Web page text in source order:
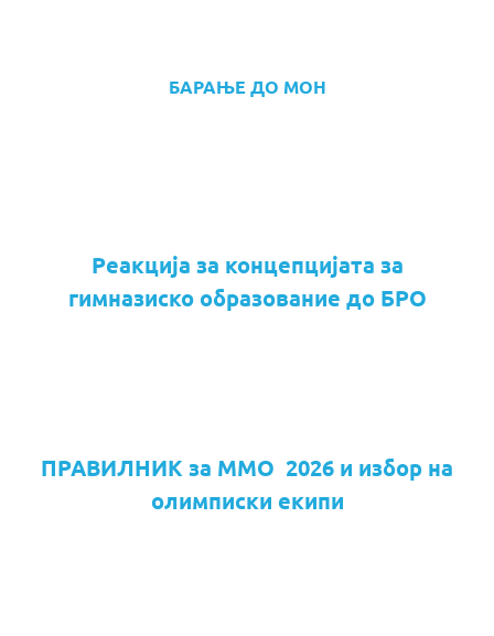
БАРАЊЕ ДО МОН
Реакција за концепцијата за
гимназиско образование до БРО
ПРАВИЛНИК за ММО 2026 и избор на
олимписки екипи